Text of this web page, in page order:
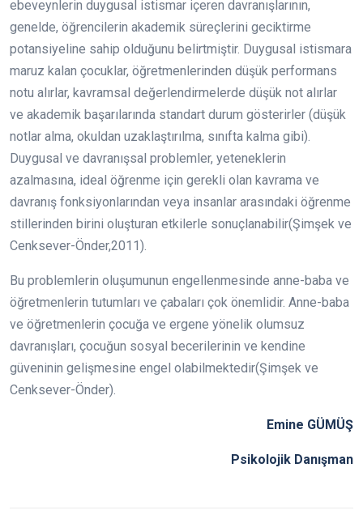
ebeveynlerin duygusal istismar içeren davranışlarının,
genelde, öğrencilerin akademik süreçlerini geciktirme
potansiyeline sahip olduğunu belirtmiştir. Duygusal istismara
maruz kalan çocuklar, öğretmenlerinden düşük performans
notu alırlar, kavramsal değerlendirmelerde düşük not alırlar
ve akademik başarılarında standart durum gösterirler (düşük
notlar alma, okuldan uzaklaştırılma, sınıfta kalma gibi).
Duygusal ve davranışsal problemler, yeteneklerin
azalmasına, ideal öğrenme için gerekli olan kavrama ve
davranış fonksiyonlarından veya insanlar arasındaki öğrenme
stillerinden birini oluşturan etkilerle sonuçlanabilir(Şimşek ve
Cenksever-Önder,2011).
Bu problemlerin oluşumunun engellenmesinde anne-baba ve
öğretmenlerin tutumları ve çabaları çok önemlidir. Anne-baba
ve öğretmenlerin çocuğa ve ergene yönelik olumsuz
davranışları, çocuğun sosyal becerilerinin ve kendine
güveninin gelişmesine engel olabilmektedir(Şimşek ve
Cenksever-Önder).
Emine GÜMÜŞ
Psikolojik Danışman